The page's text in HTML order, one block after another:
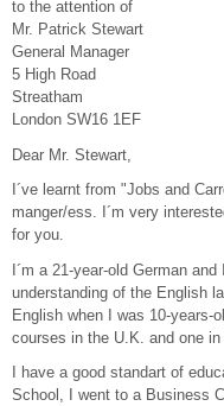
to the attention of
Mr. Patrick Stewart
General Manager
5 High Road
Streatham
London SW16 1EF
Dear Mr. Stewart,
I´ve learnt from "Jobs and
manger/ess. I´m very
for you.
I´m a 21-year-old German
understanding of the English
English when I was 10-years-
courses in the U.K. and one in
I have a good standart of
School, I went to a Business